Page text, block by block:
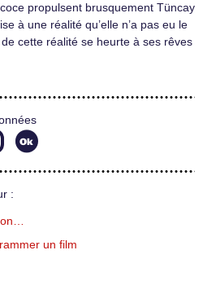
propulsent brusquement Tüncay
à une réalité qu’elle n’a pas eu le
cette réalité se heurte à ses rêves
:
un film